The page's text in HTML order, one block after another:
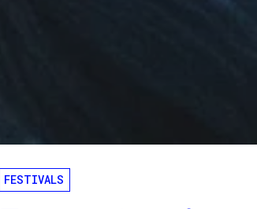
FESTIVALS